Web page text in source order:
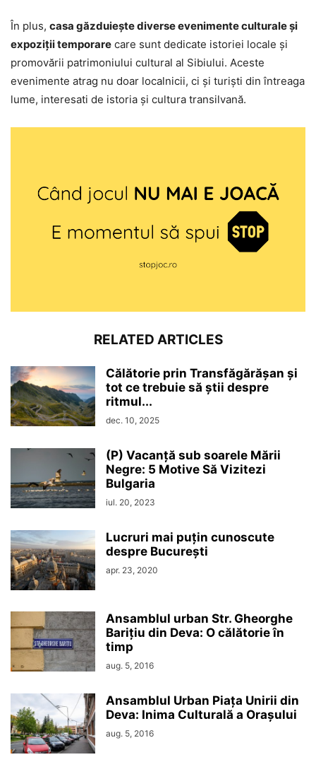
În plus, casa găzduiește diverse evenimente culturale și
expoziții temporare care sunt dedicate istoriei locale și
promovării patrimoniului cultural al Sibiului. Aceste
evenimente atrag nu doar localnicii, ci și turiști din întreaga
lume, interesati de istoria și cultura transilvană.
RELATED ARTICLES
Călătorie prin Transfăgărășan și
tot ce trebuie să știi despre
ritmul...
dec. 10, 2025
(P) Vacanță sub soarele Mării
Negre: 5 Motive Să Vizitezi
Bulgaria
iul. 20, 2023
Lucruri mai puțin cunoscute
despre București
apr. 23, 2020
Ansamblul urban Str. Gheorghe
Barițiu din Deva: O călătorie în
timp
aug. 5, 2016
Ansamblul Urban Piața Unirii din
Deva: Inima Culturală a Orașului
aug. 5, 2016